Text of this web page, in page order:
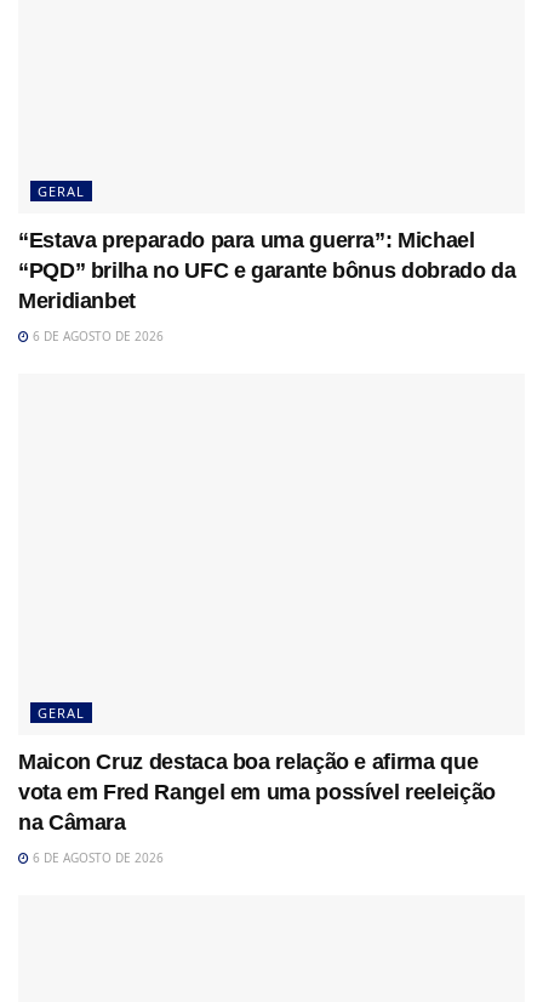
GERAL
“Estava preparado para uma guerra”: Michael
“PQD” brilha no UFC e garante bônus dobrado da
Meridianbet
6 DE AGOSTO DE 2026
GERAL
Maicon Cruz destaca boa relação e afirma que
vota em Fred Rangel em uma possível reeleição
na Câmara
6 DE AGOSTO DE 2026